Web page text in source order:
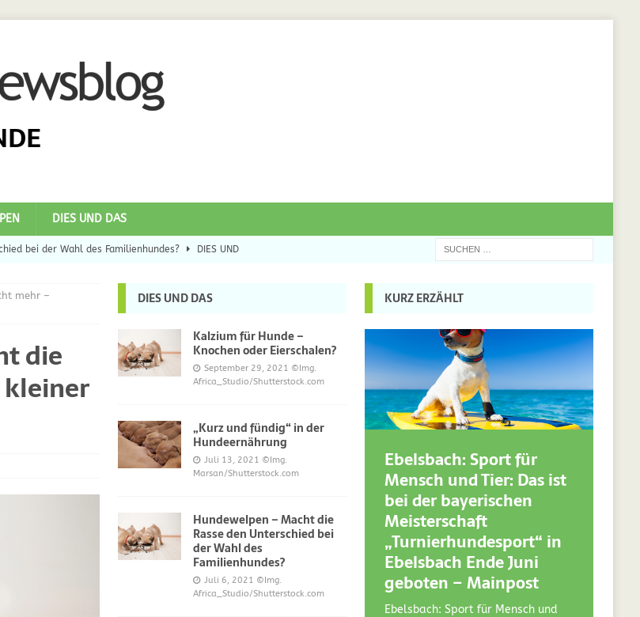
DIES UND DAS
bei der Wahl des Familienhundes? DIES UND
DIES UND DAS
bei Hunden gefragt haben
auf napfcheck-shop.de DIES UND DAS
napfcheck-shop.de
Besucher on dogblogger.net DIES UND DAS
mehr –
die
DIES UND DAS
Kalzium für Hunde –
Knochen oder Eierschalen?
September 29, 2021 ©Img.
Africa_Studio/Shutterstock.com
„Kurz und fündig“ in der
Hundeernährung
Juli 13, 2021 ©Img.
Marsan/Shutterstock.com
Hundewelpen – Macht die
Rasse den Unterschied bei
der Wahl des
Familienhundes?
Juli 6, 2021 ©Img.
Africa_Studio/Shutterstock.com
KURZ ERZÄHLT
Ebelsbach: Sport für
Mensch und Tier: Das ist
bei der bayerischen
Meisterschaft
„Turnierhundesport“ in
Ebelsbach Ende Juni
geboten – Mainpost
Ebelsbach: Sport für Mensch und